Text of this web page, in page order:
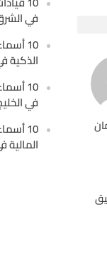
في
10
الذكية
10
في
10
المالية